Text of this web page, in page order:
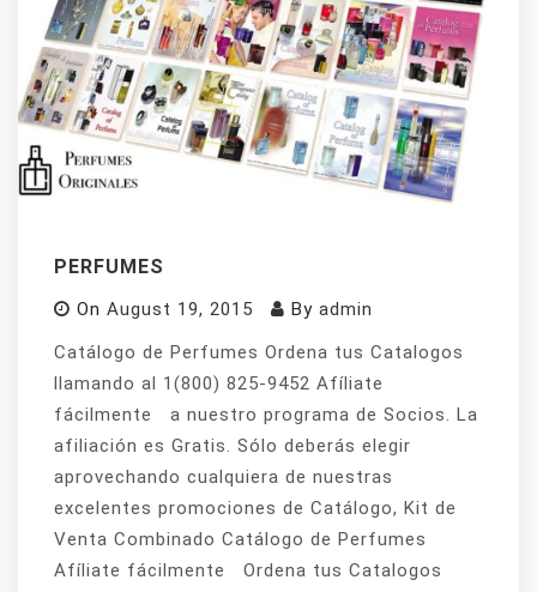
PERFUMES
On August 19, 2015 By admin
Catálogo de Perfumes Ordena tus Catalogos
llamando al 1(800) 825-9452 Afíliate
fácilmente a nuestro programa de Socios. La
afiliación es Gratis. Sólo deberás elegir
aprovechando cualquiera de nuestras
excelentes promociones de Catálogo, Kit de
Venta Combinado Catálogo de Perfumes
Afíliate fácilmente Ordena tus Catalogos